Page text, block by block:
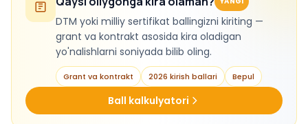
DTM yoki milliy sertifikat ballingizni kiriting —
grant va kontrakt asosida kira oladigan
yo'nalishlarni soniyada bilib oling.
Grant va kontrakt 2026 kirish ballari Bepul
Ball kalkulyatori